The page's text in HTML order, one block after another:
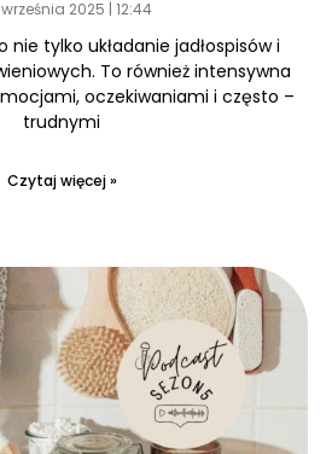
2025 12:44
tylko układanie jadłospisów i
To również intensywna
oczekiwaniami i często –
trudnymi
Czytaj więcej »